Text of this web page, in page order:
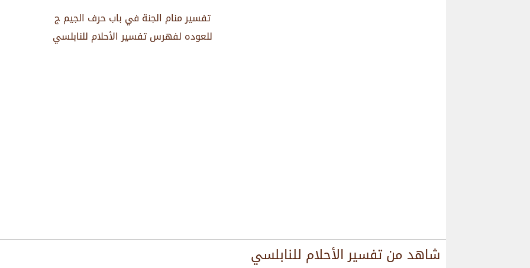
تفسير منام الجنة في باب حرف الجيم ج
للعوده لفهرس تفسير الأحلام للنابلسي
شاهد منتفسير الأحلام للنابلسي